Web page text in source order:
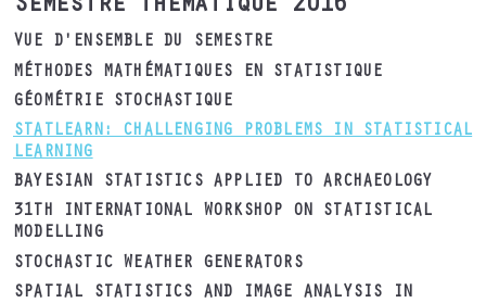
Semestre thématique 2016
VUE D'ENSEMBLE DU SEMESTRE
MÉTHODES MATHÉMATIQUES EN STATISTIQUE
GÉOMÉTRIE STOCHASTIQUE
STATLEARN: CHALLENGING PROBLEMS IN STATISTICAL
LEARNING
BAYESIAN STATISTICS APPLIED TO ARCHAEOLOGY
31TH INTERNATIONAL WORKSHOP ON STATISTICAL
MODELLING
STOCHASTIC WEATHER GENERATORS
SPATIAL STATISTICS AND IMAGE ANALYSIS IN